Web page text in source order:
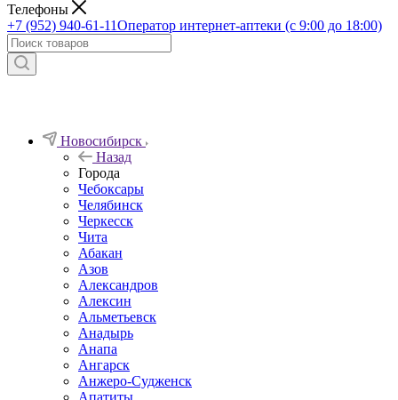
Телефоны
+7 (952) 940-61-11Оператор интернет-аптеки (с 9:00 до 18:00)
Новосибирск
Назад
Города
Чебоксары
Челябинск
Черкесск
Чита
Абакан
Азов
Александров
Алексин
Альметьевск
Анадырь
Анапа
Ангарск
Анжеро-Судженск
Апатиты